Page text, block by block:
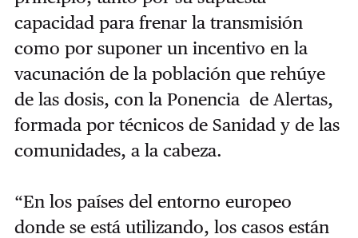
capacidad para frenar la transmisión
como por suponer un incentivo en la
vacunación de la población que rehúye
de las dosis, con la Ponencia de Alertas,
formada por técnicos de Sanidad y de las
comunidades, a la cabeza.
“En los países del entorno europeo
donde se está utilizando, los casos están